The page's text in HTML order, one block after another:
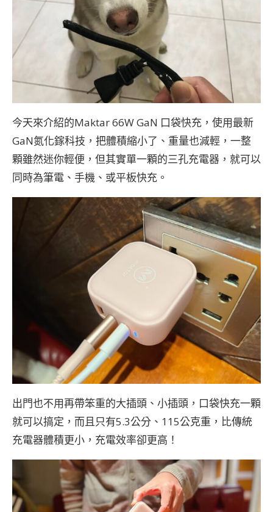
今天來介紹的Maktar 66W GaN 口袋快充，使用最新
GaN氮化鎵科技，把體積縮小了、重量也減輕，一整
顆雖然迷你輕便，但其實單一顆的三孔充電器，就可以
同時為筆電、手機、或平板快充。
出門也不用再帶笨重的大插頭、小插頭，口袋快充一顆
就可以搞定，而且只有5.3公分、115公克重，比傳統
充電器體積更小，充電效率卻更高！